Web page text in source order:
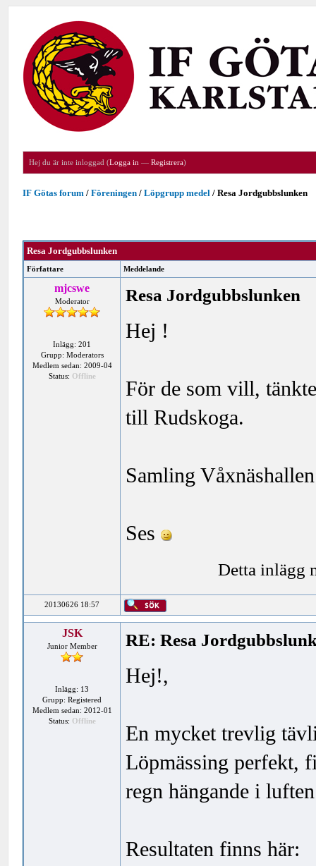
Hej du är inte inloggad (Logga in —Registrera)
IF Götas forum /Föreningen /Löpgrupp medel /Resa Jordgubbslunken
Resa Jordgubbslunken
Författare Meddelande
mjcswe
Moderator
Inlägg: 201
Grupp: Moderators
Medlem sedan: 2009-04
Status: Offline
Resa Jordgubbslunken
Hej !
För de som vill,
till Rudskoga.
Samling
Ses
Detta inlägg
20130626 18:57
JSK
Junior Member
Inlägg: 13
Grupp: Registered
Medlem sedan: 2012-01
Status: Offline
RE: Resa
Hej!,
En mycket trevlig
Löpmässing perfekt,
regn hängande i
Resultaten finns här: